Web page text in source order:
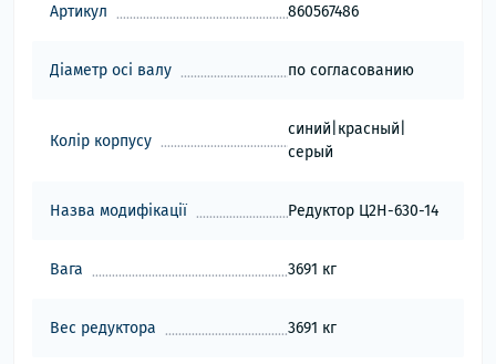
Артикул 860567486
Діаметр осі валу по согласованию
Колір корпусу
синий|красный|
серый
Назва модифікації Редуктор Ц2Н-630-14
Вага 3691 кг
Вес редуктора 3691 кг